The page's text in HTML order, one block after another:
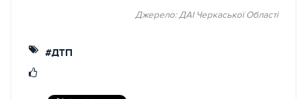
Джерело: ДАI Черкаської Областi
#ДТП